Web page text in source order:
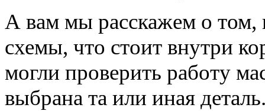
А вам мы расскажем о том,
схемы, что стоит внутри
могли проверить работу
выбрана та или иная